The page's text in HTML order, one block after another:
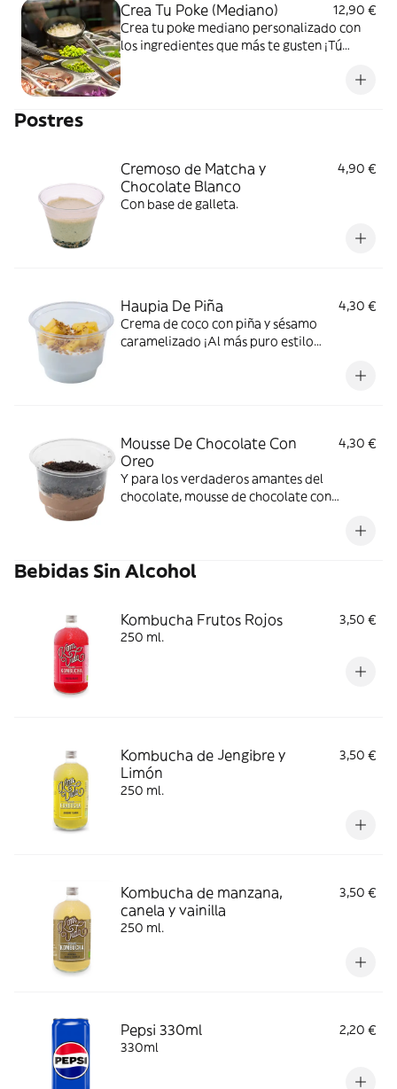
Crea Tu Poke (Mediano)
12,90 €
Crea tu poke mediano personalizado con
los ingredientes que más te gusten ¡Tú
Postres
Cremoso de Matcha y
Chocolate Blanco
4,90 €
Con base de galleta.
Haupia De Piña
4,30 €
Crema de coco con piña y sésamo
caramelizado ¡Al más puro estilo
Mousse De Chocolate Con
Oreo
4,30 €
Y para los verdaderos amantes del
chocolate, mousse de chocolate con
Bebidas Sin Alcohol
Kombucha Frutos Rojos
3,50 €
250 ml.
Kombucha de Jengibre y
Limón
3,50 €
250 ml.
Kombucha de manzana,
canela y vainilla
3,50 €
250 ml.
Pepsi 330ml
2,20 €
330ml